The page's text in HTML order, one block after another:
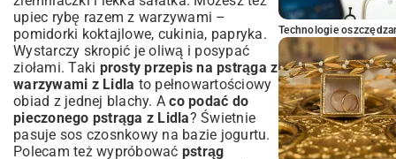
upiec rybę razem z warzywami –
pomidorki koktajlowe, cukinia, papryka.
Wystarczy skropić je oliwą i posypać
ziołami. Taki prosty przepis na pstrąga z
warzywami z Lidla to pełnowartościowy
obiad z jednej blachy. Aco podać do
pieczonego pstrąga z Lidla? Świetnie
pasuje sos czosnkowy na bazie jogurtu.
Polecam też wypróbować pstrąg
Technologie